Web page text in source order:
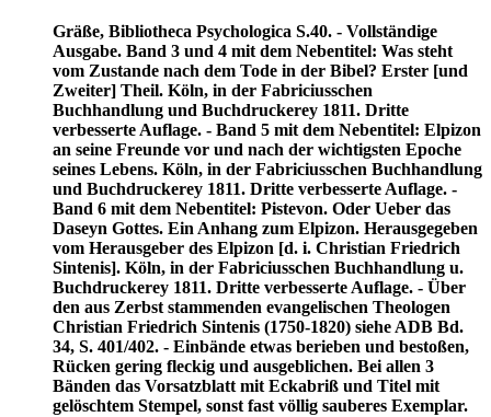
Gräße, Bibliotheca Psychologica S.40. - Vollständige
Ausgabe. Band 3 und 4 mit dem Nebentitel: Was steht
vom Zustande nach dem Tode in der Bibel? Erster [und
Zweiter] Theil. Köln, in der Fabriciusschen
Buchhandlung und Buchdruckerey 1811. Dritte
verbesserte Auflage. - Band 5 mit dem Nebentitel: Elpizon
an seine Freunde vor und nach der wichtigsten Epoche
seines Lebens. Köln, in der Fabriciusschen Buchhandlung
und Buchdruckerey 1811. Dritte verbesserte Auflage. -
Band 6 mit dem Nebentitel: Pistevon. Oder Ueber das
Daseyn Gottes. Ein Anhang zum Elpizon. Herausgegeben
vom Herausgeber des Elpizon [d. i. Christian Friedrich
Sintenis]. Köln, in der Fabriciusschen Buchhandlung u.
Buchdruckerey 1811. Dritte verbesserte Auflage. - Über
den aus Zerbst stammenden evangelischen Theologen
Christian Friedrich Sintenis (1750-1820) siehe ADB Bd.
34, S. 401/402. - Einbände etwas berieben und bestoßen,
Rücken gering fleckig und ausgeblichen. Bei allen 3
Bänden das Vorsatzblatt mit Eckabriß und Titel mit
gelöschtem Stempel, sonst fast völlig sauberes Exemplar.